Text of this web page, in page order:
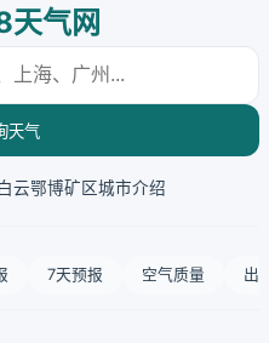
气网
天气
白云鄂博矿区城市介绍
7天预报 空气质量 出